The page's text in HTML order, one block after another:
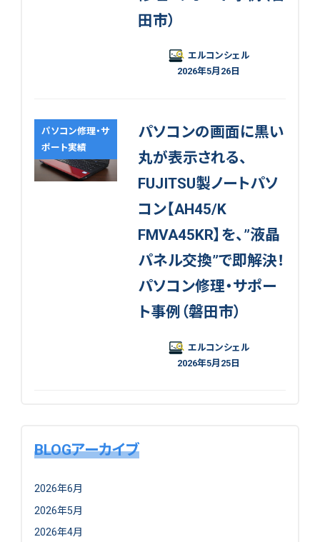
田市）
エルコンシェル
2026年5月26日
パソコン修理・サ
ポート実績
パソコンの画面に黒い
丸が表示される、
FUJITSU製ノートパソ
コン【AH45/K
FMVA45KR】を、”液晶
パネル交換”で即解決！
パソコン修理・サポー
ト事例（磐田市）
エルコンシェル
2026年5月25日
BLOGアーカイブ
2026年6月
2026年5月
2026年4月